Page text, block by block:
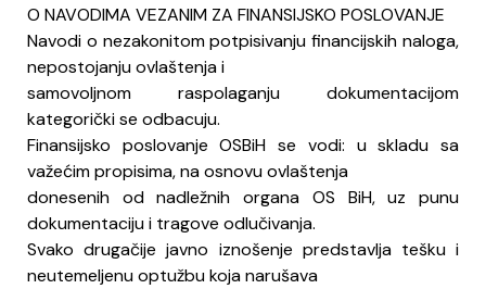
O NAVODIMA VEZANIM ZA FINANSIJSKO POSLOVANJE
Navodi o nezakonitom potpisivanju financijskih naloga,
nepostojanju ovlaštenja i
samovoljnom raspolaganju dokumentacijom
kategorički se odbacuju.
Finansijsko poslovanje OSBiH se vodi: u skladu sa
važećim propisima, na osnovu ovlaštenja
donesenih od nadležnih organa OS BiH, uz punu
dokumentaciju i tragove odlučivanja.
Svako drugačije javno iznošenje predstavlja tešku i
neutemeljenu optužbu koja narušava